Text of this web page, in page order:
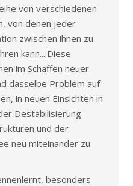
von verschiedenen
von denen jeder
zwischen ihnen zu
kann....Diese
im Schaffen neuer
dasselbe Problem auf
in neuen Einsichten in
Destabilisierung
und der
neu miteinander zu
besonders